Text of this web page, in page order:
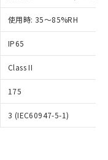
使用時: 35～85%RH
IP65
Class II
175
3 (IEC60947-5-1)
」をご確認
果を当社の
漏洩または開
。
スト作成サー
は、I-Web
ている必要が
で当社にご
閾値を超える意
。
り、予定
すべてが基
。
いて有害物
刻な影響を
部門へお問
装置等に一切
者に販売する
の内容を当
た当社は、
関係者が違
場合は、取
取引先、ま
ムロン制御
在庫状況の
機種